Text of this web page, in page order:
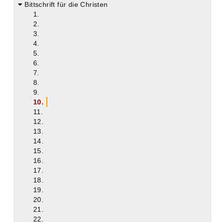
Bittschrift für die Christen
1.
2.
3.
4.
5.
6.
7.
8.
9.
10.
11.
12.
13.
14.
15.
16.
17.
18.
19.
20.
21.
22.